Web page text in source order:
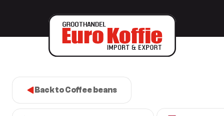
Back to Coffee beans